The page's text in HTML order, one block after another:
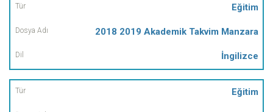
Eğitim
2018 2019 Akademik Takvim Manzara
İngilizce
Eğitim